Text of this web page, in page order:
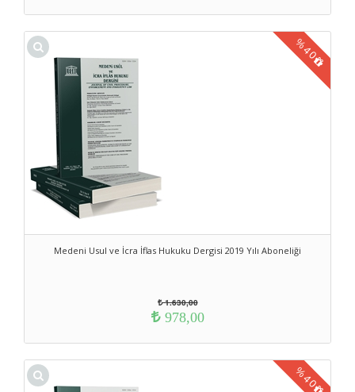
Medeni Usul ve İcra İflas Hukuku Dergisi 2019 Yılı Aboneliği
%40
1.630,00
978,00
%40